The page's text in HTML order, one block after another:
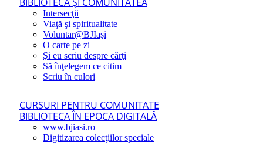
Intersecţii
Viaţă şi spiritualitate
Voluntar@BJIaşi
O carte pe zi
Şi eu scriu despre cărţi
Să înţelegem ce citim
Scriu în culori
CURSURI PENTRU COMUNITATE
BIBLIOTECA ÎN EPOCA DIGITALĂ
www.bjiasi.ro
Digitizarea colecţiilor speciale